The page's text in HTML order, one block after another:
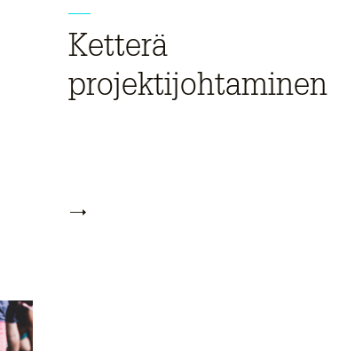
Ketterä
projektijohtaminen